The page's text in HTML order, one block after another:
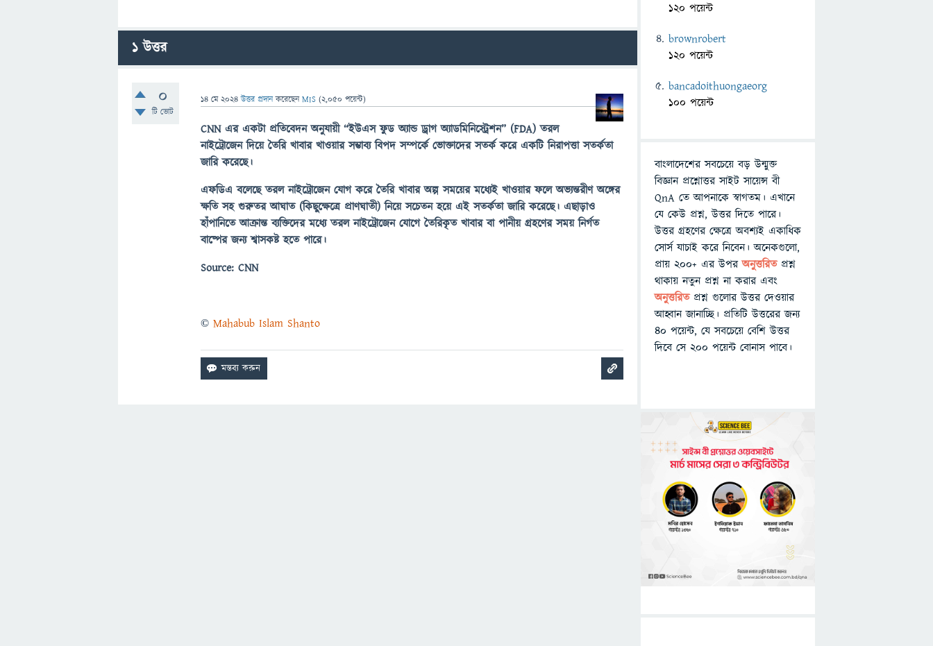
1উত্তর
0
টি ভোট
14 মে 2024 উত্তর প্রদান করেছেনMIS (2,050 পয়েন্ট)
CNN এর একটা প্রতিবেদন অনুযায়ী“ইউএস ফুড অ্যান্ড ড্রাগ অ্যাডমিনিস্ট্রেশন” (FDA) তরল
নাইট্রোজেন দিয়ে তৈরি খাবার খাওয়ার সম্ভাব্য বিপদ সম্পর্কে ভোক্তাদের সতর্ক করে একটি নিরাপত্তা সতর্কতা
জারি করেছে।
এফডিএ বলেছে তরল নাইট্রোজেন যোগ করে তৈরি খাবার অল্প সময়ের মধ্যেই খাওয়ার ফলে অভ্যন্তরীণ অঙ্গের
ক্ষতি সহ গুরুতর আঘাত (কিছুক্ষেত্রে প্রাণঘাতী) নিয়ে সচেতন হয়ে এই সতর্কতা জারি করেছে। এছাড়াও
হাঁপানিতে আক্রান্ত ব্যক্তিদের মধ্যে তরল নাইট্রোজেন যোগে তৈরিকৃত খাবার বা পানীয় গ্রহণের সময় নির্গত
বাষ্পের জন্য শ্বাসকষ্ট হতে পারে।
Source: CNN
©Mahabub Islam Shanto
120 পয়েন্ট
brownrobert
120 পয়েন্ট
bancadoithuongaeorg
100 পয়েন্ট
বাংলাদেশের সবচেয়ে বড় উন্মুক্ত
বিজ্ঞান প্রশ্নোত্তর সাইট সায়েন্স বী
QnA তে আপনাকে স্বাগতম। এখানে
যে কেউ প্রশ্ন, উত্তর দিতে পারে।
উত্তর গ্রহণের ক্ষেত্রে অবশ্যই একাধিক
সোর্স যাচাই করে নিবেন। অনেকগুলো,
প্রায় ২০০+ এর উপরঅনুত্তরিতপ্রশ্ন
থাকায় নতুন প্রশ্ন না করার এবং
অনুত্তরিত প্রশ্ন গুলোর উত্তর দেওয়ার
আহ্বান জানাচ্ছি। প্রতিটি উত্তরের জন্য
৪০ পয়েন্ট, যে সবচেয়ে বেশি উত্তর
দিবে সে ২০০ পয়েন্ট বোনাস পাবে।